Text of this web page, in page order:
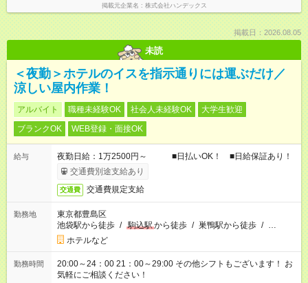
掲載元企業名 株式会社ハンデックス
掲載日：2026.08.05
未読
＜夜勤＞ホテルのイスを指示通りには運ぶだけ／
涼しい屋内作業！
アルバイト 職種未経験OK 社会人未経験OK
大学生歓迎
ブランクOK
WEB登録・面接OK
給与
夜勤日給：1万2500円～ ■日払いOK！ ■日給保証あり！
交通費別途支給あり
交通費 交通費規定支給
勤務地
東京都豊島区
池袋駅から徒歩 / 駒込駅から徒歩 / 巣鴨駅から徒歩 / …
ホテルなど
勤務時間
20:00～24：00 21：00～29:00 その他シフトもございます！ お
気軽にご相談ください！